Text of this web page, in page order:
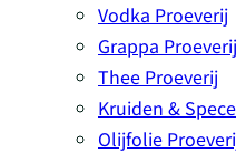
Vodka Proeverij
Grappa Proeverij
Thee Proeverij
Kruiden &
Olijfolie